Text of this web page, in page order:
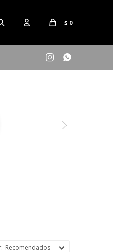
$ 0
 
Recomendados